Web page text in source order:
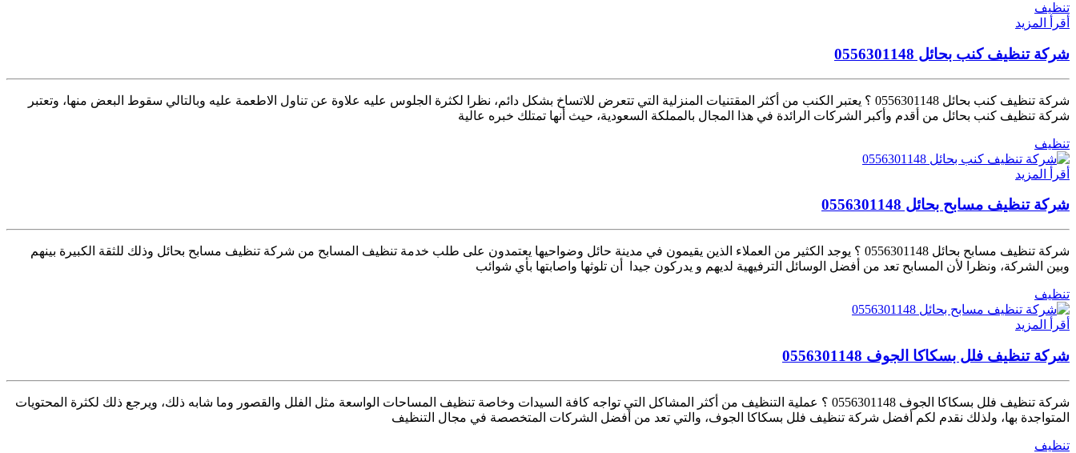
تنظيف
أقرأ المزيد
شركة تنظيف كنب بحائل 0556301148
شركة تنظيف كنب بحائل 0556301148 ؟ يعتبر الكنب من أكثر المقتنيات المنزلية التي تتعرض للاتساخ بشكل دائم، نظرا لكثرة الجلوس عليه علاوة عن تناول الاطعمة عليه وبالتالي سقوط البعض منها، وتعتبر
شركة تنظيف كنب بحائل من أقدم وأكبر الشركات الرائدة في هذا المجال بالمملكة السعودية، حيث أنها تمتلك خبره عالية
تنظيف
أقرأ المزيد
شركة تنظيف مسابح بحائل 0556301148
شركة تنظيف مسابح بحائل 0556301148 ؟ يوجد الكثير من العملاء الذين يقيمون في مدينة حائل وضواحيها يعتمدون على طلب خدمة تنظيف المسابح من شركة تنظيف مسابح بحائل وذلك للثقة الكبيرة بينهم
وبين الشركة، ونظرا لأن المسابح تعد من أفضل الوسائل الترفيهية لديهم و يدركون جيدا أن تلوثها واصابتها بأي شوائب
تنظيف
أقرأ المزيد
شركة تنظيف فلل بسكاكا الجوف 0556301148
شركة تنظيف فلل بسكاكا الجوف 0556301148 ؟ عملية التنظيف من أكثر المشاكل التي تواجه كافة السيدات وخاصة تنظيف المساحات الواسعة مثل الفلل والقصور وما شابه ذلك، ويرجع ذلك لكثرة المحتويات
المتواجدة بها، ولذلك نقدم لكم أفضل شركة تنظيف فلل بسكاكا الجوف، والتي تعد من أفضل الشركات المتخصصة في مجال التنظيف
تنظيف